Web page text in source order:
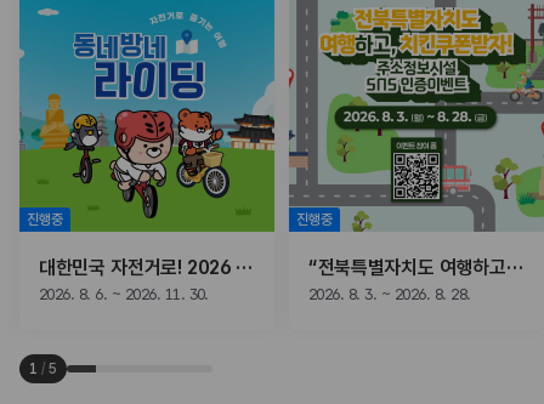
진행중
대한민국 자전거로! 2026 동네방네 라이딩
2026. 8. 6. ~ 2026. 11. 30.
진행중
“전북특별자치도 여행하고, 치킨쿠폰받자!” 주소정보시설 SNS 인증이벤트
2026. 8. 3. ~ 2026. 8. 28.
1 / 5